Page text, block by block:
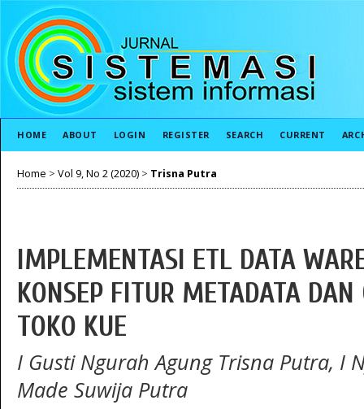
HOME ABOUT LOGIN REGISTER SEARCH CURRENT
Home > Vol 9, No 2 (2020) > Trisna Putra
IMPLEMENTASI ETL DATA
KONSEP FITUR METADATA
TOKO KUE
I Gusti Ngurah Agung Trisna Putra, I
Made Suwija Putra